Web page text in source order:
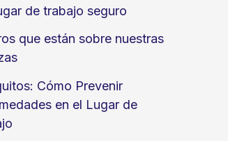
de trabajo seguro
que están sobre nuestras
Cómo Prevenir
en el Lugar de